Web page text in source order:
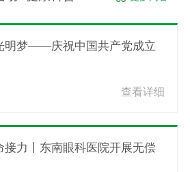
查看详细
接力丨东南眼科医院开展无偿